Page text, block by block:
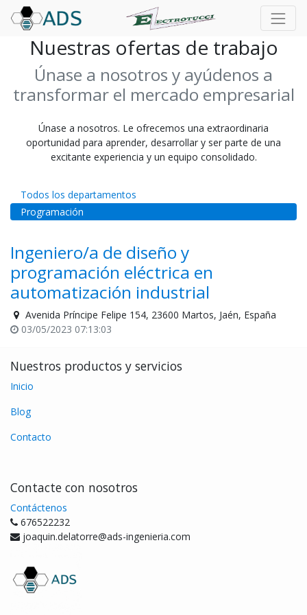
Nuestras ofertas de trabajo
Únase a nosotros y ayúdenos a
transformar el mercado empresarial
Únase a nosotros. Le ofrecemos una extraordinaria
oportunidad para aprender, desarrollar y ser parte de una
excitante experiencia y un equipo consolidado.
Todos los departamentos
Programación
Ingeniero/a de diseño y
programación eléctrica en
automatización industrial
Avenida Príncipe Felipe 154, 23600 Martos, Jaén, España
03/05/2023 07:13:03
Nuestros productos y servicios
Inicio
Blog
Contacto
Contacte con nosotros
Contáctenos
676522232
joaquin.delatorre@ads-ingenieria.com